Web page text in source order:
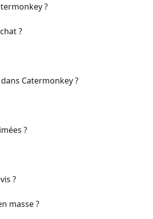
?
?
Catermonkey ?
?
?
masse ?